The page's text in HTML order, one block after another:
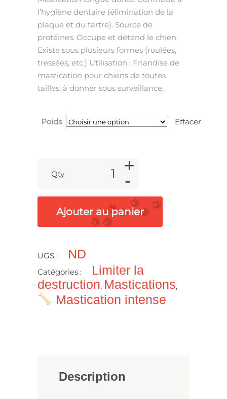
l’hygiène dentaire (élimination de la
plaque et du tartre). Source de
protéines. Occupe et détend le chien.
Existe sous plusieurs formes (roulées,
tressées, etc.) Utilisation : Friandise de
mastication pour chiens de toutes
tailles, à donner sous surveillance.
Poids Effacer
Qty -
+
Ajouter au panier
UGS : ND
Catégories :
Limiter la
destruction, Mastications,
Mastication intense
Description